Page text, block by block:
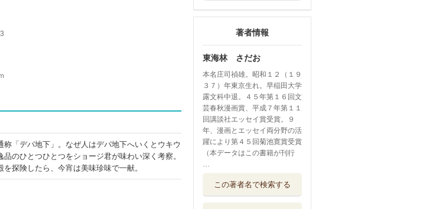
「デパ地下」。なぜ人はデパ地下へいくとウキウ
のひとつひとつをショージ君が味わい深く考察。
探険したら、今宵は美味珍味で一献。
著者情報
東海林 さだお
本名庄司禎雄。昭和１２（１９
３７）年東京生れ。早稲田大学
露文科中退。４５年第１６回文
芸春秋漫画賞、平成７年第１１
回講談社エッセイ賞受賞。９
年、漫画とエッセイ両分野の活
躍により第４５回菊池寛賞受賞
（本データはこの書籍が刊行
…
この著者名で検索する
文藝春秋